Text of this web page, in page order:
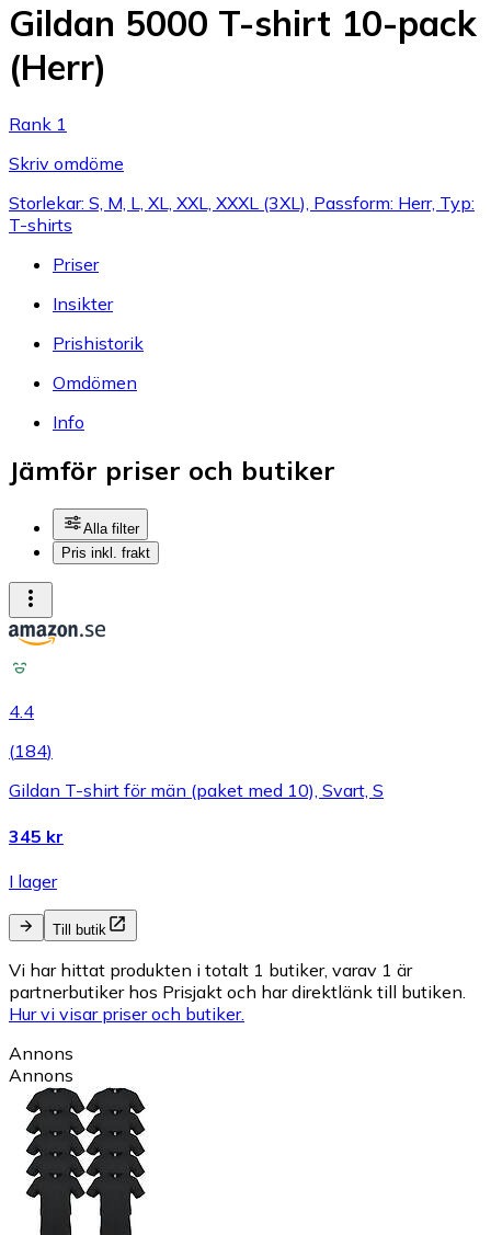
Gildan 5000 T-shirt 10-pack
(Herr)
Rank 1
Skriv omdöme
Storlekar: S, M, L, XL, XXL, XXXL (3XL), Passform: Herr, Typ:
T-shirts
Priser
Insikter
Prishistorik
Omdömen
Info
Jämför priser och butiker
Alla filter
Pris inkl. frakt
4.4
(184)
Gildan T-shirt för män (paket med 10), Svart, S
345 kr
I lager
Till butik
Vi har hittat produkten i totalt 1 butiker, varav 1 är
partnerbutiker hos Prisjakt och har direktlänk till butiken.
Hur vi visar priser och butiker.
Annons
Annons